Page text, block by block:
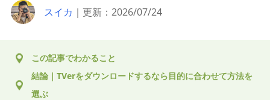
スイカ ｜更新：2026/07/24
この記事でわかること
結論｜TVerをダウンロードするなら目的に合わせて方法を
選ぶ